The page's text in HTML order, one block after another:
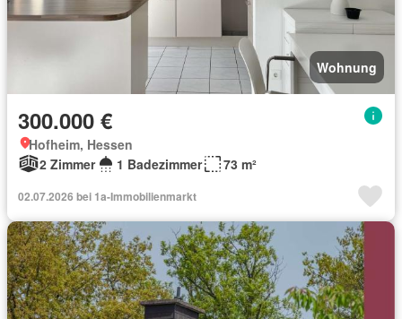
Wohnung
300.000 €
Hofheim, Hessen
2 Zimmer
1 Badezimmer 73 m²
02.07.2026 bei 1a-Immobilienmarkt